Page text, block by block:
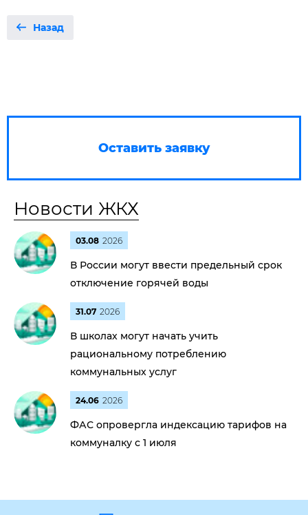
Назад
Оставить заявку
Новости ЖКХ
03.08 2026
В России могут ввести предельный срок
отключение горячей воды
31.07 2026
В школах могут начать учить
рациональному потреблению
коммунальных услуг
24.06 2026
ФАС опровергла индексацию тарифов на
коммуналку с 1 июля